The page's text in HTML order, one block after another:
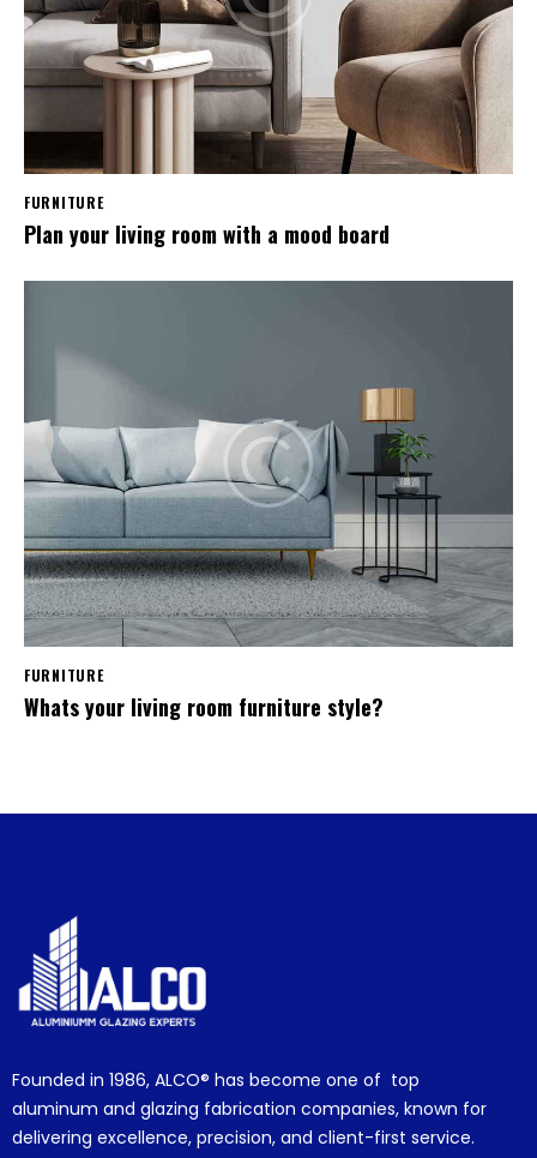
FURNITURE
Plan your living room with a mood board
FURNITURE
Whats your living room furniture style?
Founded in 1986, ALCO® has become one of top
aluminum and glazing fabrication companies, known for
delivering excellence, precision, and client-first service.